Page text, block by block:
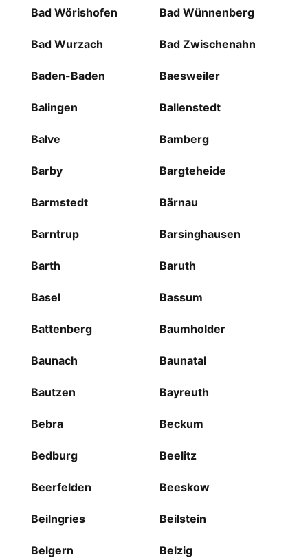
Bad Wörishofen Bad Wünnenberg
Bad Wurzach Bad Zwischenahn
Baden-Baden Baesweiler
Balingen Ballenstedt
Balve Bamberg
Barby Bargteheide
Barmstedt Bärnau
Barntrup Barsinghausen
Barth Baruth
Basel Bassum
Battenberg Baumholder
Baunach Baunatal
Bautzen Bayreuth
Bebra Beckum
Bedburg Beelitz
Beerfelden Beeskow
Beilngries Beilstein
Belgern Belzig